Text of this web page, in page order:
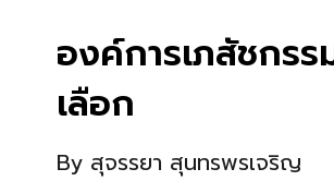
องค์การเภสัชกร
เลือก
By สุจรรยา สุนทรพรเจริญ